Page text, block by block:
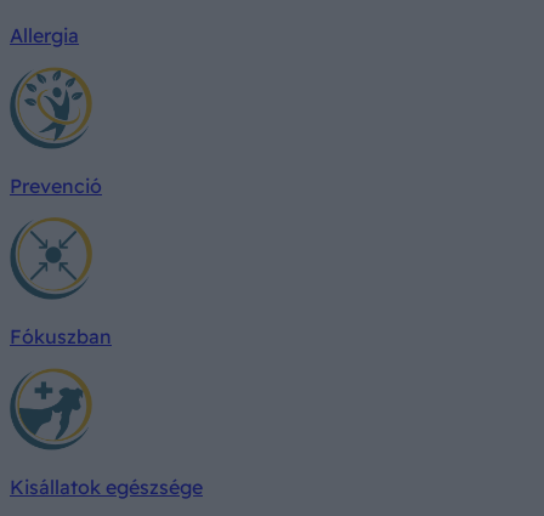
Allergia
Prevenció
Fókuszban
Kisállatok egészsége